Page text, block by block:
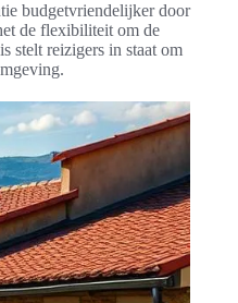
budgetvriendelijker door
de flexibiliteit om de
stelt reizigers in staat om